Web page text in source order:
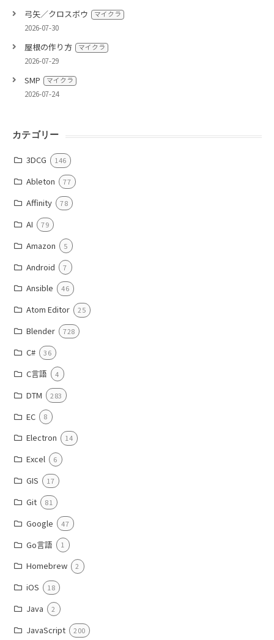
弓矢／クロスボウ マイクラ
2026-07-30
屋根の作り方 マイクラ
2026-07-29
SMP マイクラ
2026-07-24
カテゴリー
3DCG 146
Ableton 77
Affinity 78
AI 79
Amazon 5
Android 7
Ansible 46
Atom Editor 25
Blender 728
C# 36
C言語 4
DTM 283
EC 8
Electron 14
Excel 6
GIS 17
Git 81
Google 47
Go言語 1
Homebrew 2
iOS 18
Java 2
JavaScript 200